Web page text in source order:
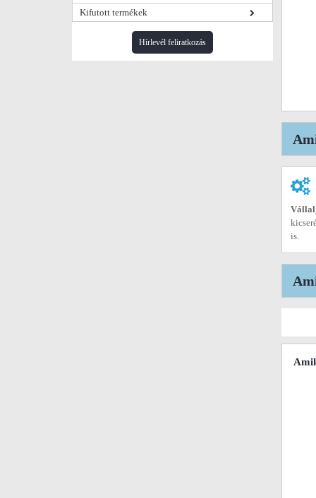
Kifutott termékek
Hírlevél feliratkozás
is.